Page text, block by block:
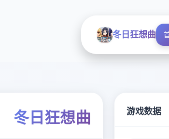
冬日狂想曲
冬日狂想曲 游戏数据